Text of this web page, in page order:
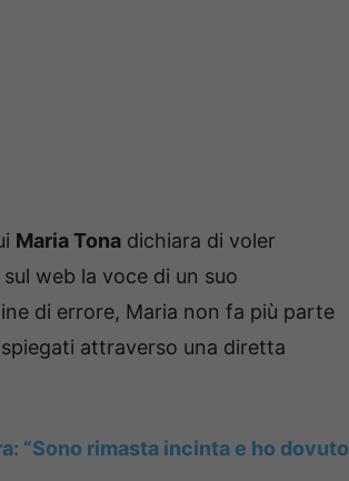
Maria Tona dichiara di voler
web la voce di un suo
di errore, Maria non fa più parte
attraverso una diretta
“Sono rimasta incinta e ho dovuto